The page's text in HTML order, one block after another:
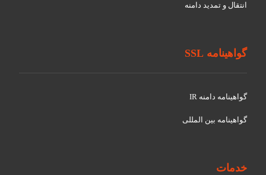
انتقال و تمدید دامنه
گواهینامه SSL
گواهينامه دامنه IR
گواهينامه بین المللی
خدمات